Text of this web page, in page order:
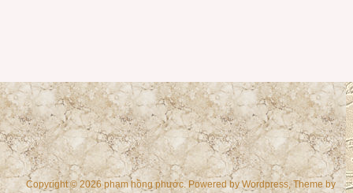
Copyright © 2026 phạm hồng phước. Powered byWordpress, Theme by